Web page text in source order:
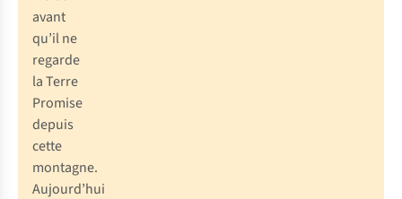
avant
qu’il ne
regarde
la Terre
Promise
depuis
cette
montagne.
Aujourd’hui